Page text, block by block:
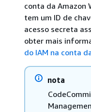
conta da Amazon
tem um ID de
acesso secreta
obter mais
do IAM na conta
nota